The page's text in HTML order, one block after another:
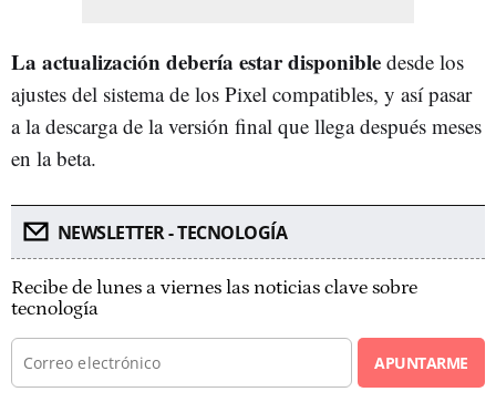
La actualización debería estar disponible desde los
ajustes del sistema de los Pixel compatibles, y así pasar
a la descarga de la versión final que llega después meses
en la beta.
NEWSLETTER - TECNOLOGÍA
Recibe de lunes a viernes las noticias clave sobre
tecnología
APUNTARME